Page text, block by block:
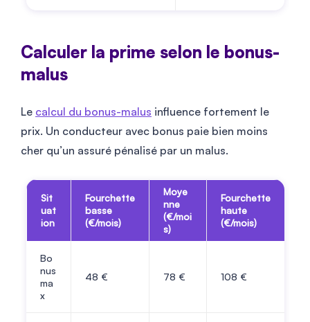
Calculer la prime selon le bonus-
malus
Le calcul du bonus-malus influence fortement le
prix. Un conducteur avec bonus paie bien moins
cher qu’un assuré pénalisé par un malus.
Sit
uat
ion
Fourchette
basse
(€/mois)
Moye
nne
(€/moi
s)
Fourchette
haute
(€/mois)
Bo
nus
ma
x
48 € 78 € 108 €